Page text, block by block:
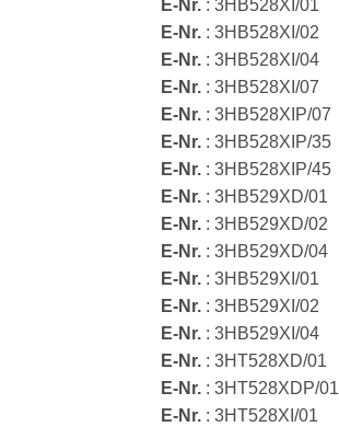
E-Nr. : 3HB528XI/01
E-Nr. : 3HB528XI/02
E-Nr. : 3HB528XI/04
E-Nr. : 3HB528XI/07
E-Nr. : 3HB528XIP/07
E-Nr. : 3HB528XIP/35
E-Nr. : 3HB528XIP/45
E-Nr. : 3HB529XD/01
E-Nr. : 3HB529XD/02
E-Nr. : 3HB529XD/04
E-Nr. : 3HB529XI/01
E-Nr. : 3HB529XI/02
E-Nr. : 3HB529XI/04
E-Nr. : 3HT528XD/01
E-Nr. : 3HT528XDP/01
E-Nr. : 3HT528XI/01